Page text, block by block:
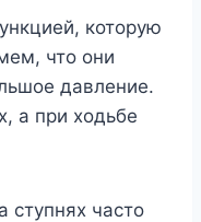
которую
что они
давление.
а при ходьбе
ступнях часто